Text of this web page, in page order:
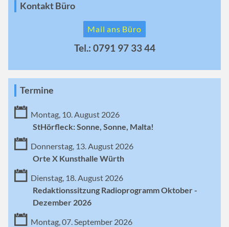
Kontakt Büro
Mail ans Büro
Tel.: 0791 97 33 44
Termine
Montag, 10. August 2026
StHörfleck: Sonne, Sonne, Malta!
Donnerstag, 13. August 2026
Orte X Kunsthalle Würth
Dienstag, 18. August 2026
Redaktionssitzung Radioprogramm Oktober -
Dezember 2026
Montag, 07. September 2026